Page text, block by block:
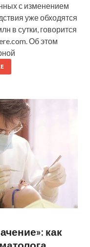
с изменением
уже обходятся
в сутки, говорится
Об этом
как